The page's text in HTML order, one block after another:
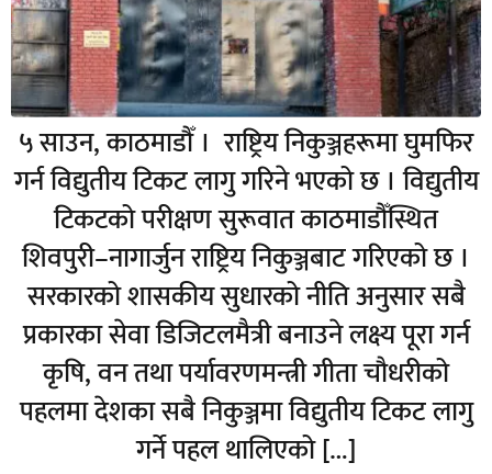
५ साउन, काठमाडौँ । राष्ट्रिय निकुञ्जहरूमा घुमफिर
गर्न विद्युतीय टिकट लागु गरिने भएको छ । विद्युतीय
टिकटको परीक्षण सुरूवात काठमाडौँस्थित
शिवपुरी–नागार्जुन राष्ट्रिय निकुञ्जबाट गरिएको छ ।
सरकारको शासकीय सुधारको नीति अनुसार सबै
प्रकारका सेवा डिजिटलमैत्री बनाउने लक्ष्य पूरा गर्न
कृषि, वन तथा पर्यावरणमन्त्री गीता चौधरीको
पहलमा देशका सबै निकुञ्जमा विद्युतीय टिकट लागु
गर्ने पहल थालिएको […]